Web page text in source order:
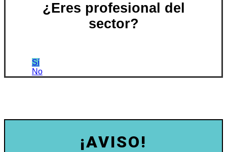
¿Eres profesional del
sector?
Sí
No
¡AVISO!